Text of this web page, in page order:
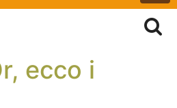
ecco i